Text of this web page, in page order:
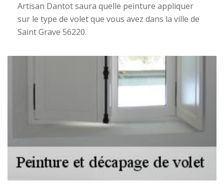
Artisan Dantot saura quelle peinture appliquer
sur le type de volet que vous avez dans la ville de
Saint Grave 56220.